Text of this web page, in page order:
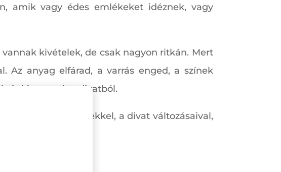
amik vagy édes emlékeket idéznek, vagy
kivételek, de csak nagyon ritkán. Mert
Az anyag elfárad, a varrás enged, a színek
is kimennek a divatból.
tisztában a trendekkel, a divat változásaival,